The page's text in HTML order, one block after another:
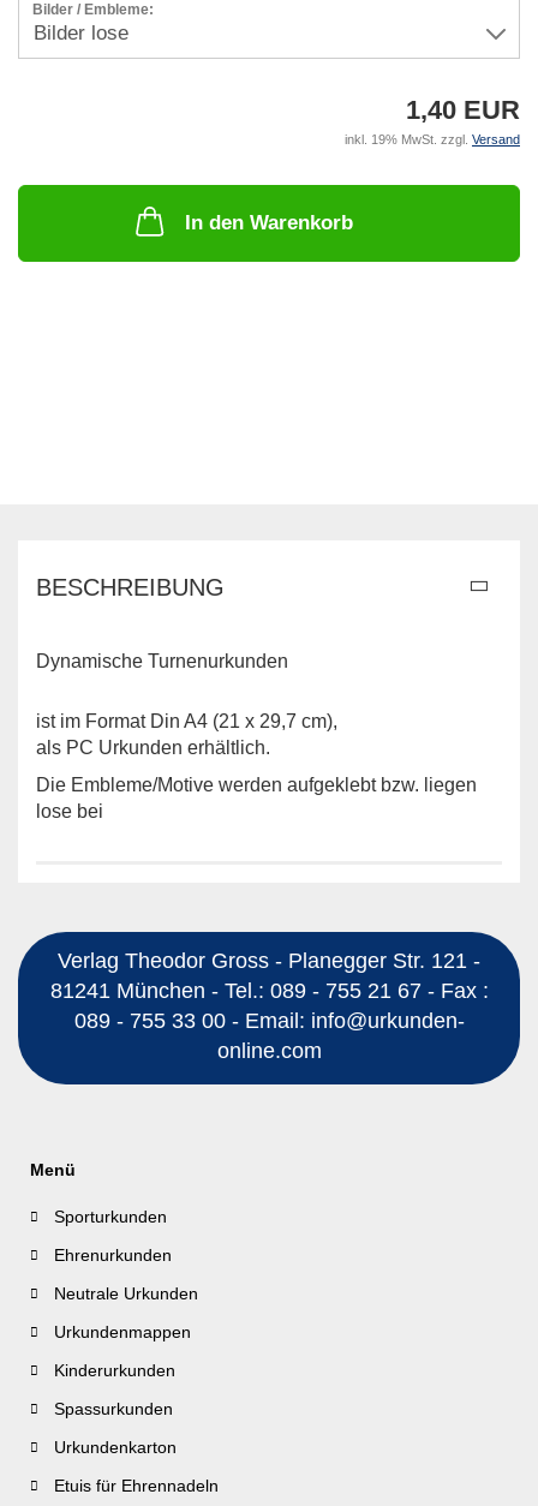
Bilder / Embleme:
1,40 EUR
inkl. 19% MwSt. zzgl. Versand
In den Warenkorb
BESCHREIBUNG
Dynamische Turnenurkunden
ist im Format Din A4 (21 x 29,7 cm),
als PC Urkunden erhältlich.
Die Embleme/Motive werden aufgeklebt bzw. liegen
lose bei
Verlag Theodor Gross - Planegger Str. 121 -
81241 München - Tel.: 089 - 755 21 67 - Fax :
089 - 755 33 00 - Email: info@urkunden-
online.com
Menü
Sporturkunden
Ehrenurkunden
Neutrale Urkunden
Urkundenmappen
Kinderurkunden
Spassurkunden
Urkundenkarton
Etuis für Ehrennadeln